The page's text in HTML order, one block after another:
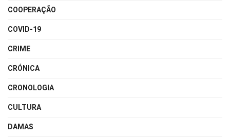
COOPERAÇÃO
COVID-19
CRIME
CRÓNICA
CRONOLOGIA
CULTURA
DAMAS